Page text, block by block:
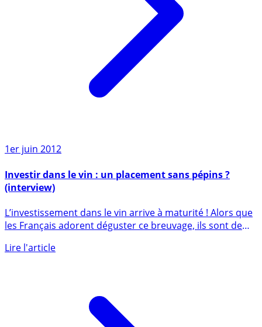
1er juin 2012
(interview)
les Français adorent déguster ce breuvage, ils sont de